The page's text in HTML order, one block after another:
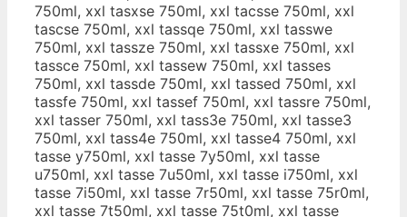
750ml, xxl tasxse 750ml, xxl tacsse 750ml, xxl
tascse 750ml, xxl tassqe 750ml, xxl tasswe
750ml, xxl tassze 750ml, xxl tassxe 750ml, xxl
tassce 750ml, xxl tassew 750ml, xxl tasses
750ml, xxl tassde 750ml, xxl tassed 750ml, xxl
tassfe 750ml, xxl tassef 750ml, xxl tassre 750ml,
xxl tasser 750ml, xxl tass3e 750ml, xxl tasse3
750ml, xxl tass4e 750ml, xxl tasse4 750ml, xxl
tasse y750ml, xxl tasse 7y50ml, xxl tasse
u750ml, xxl tasse 7u50ml, xxl tasse i750ml, xxl
tasse 7i50ml, xxl tasse 7r50ml, xxl tasse 75r0ml,
xxl tasse 7t50ml, xxl tasse 75t0ml, xxl tasse